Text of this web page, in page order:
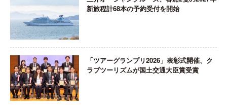
新旅程計68本の予約受付を開始
「ツアーグランプリ2026」表彰式開催、ク
ラブツーリズムが国土交通大臣賞受賞